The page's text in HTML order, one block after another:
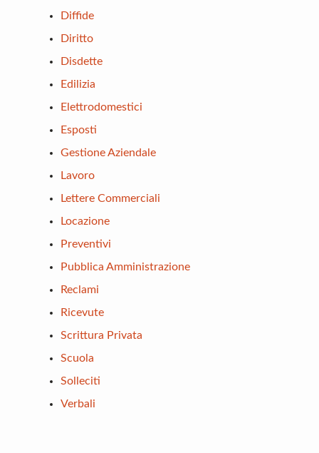
Diffide
Diritto
Disdette
Edilizia
Elettrodomestici
Esposti
Gestione Aziendale
Lavoro
Lettere Commerciali
Locazione
Preventivi
Pubblica Amministrazione
Reclami
Ricevute
Scrittura Privata
Scuola
Solleciti
Verbali